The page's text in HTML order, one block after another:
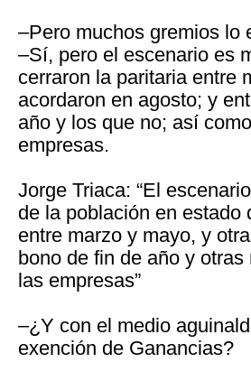
–Pero muchos gremios
–Sí, pero el escenario es
cerraron la paritaria entre
acordaron en agosto; y
año y los que no; así
empresas.
Jorge Triaca: “El
de la población en estado
entre marzo y mayo, y
bono de fin de año y
las empresas”
–¿Y con el medio
exención de Ganancias?